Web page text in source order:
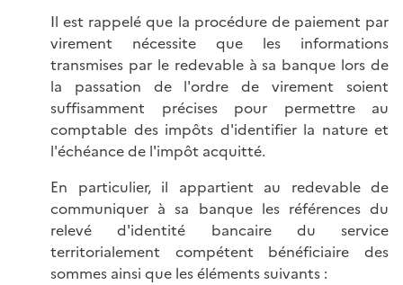
Il est rappelé que la procédure de paiement par
virement nécessite que les informations
transmises par le redevable à sa banque lors de
la passation de l'ordre de virement soient
suffisamment précises pour permettre au
comptable des impôts d'identifier la nature et
l'échéance de l'impôt acquitté.
En particulier, il appartient au redevable de
communiquer à sa banque les références du
relevé d'identité bancaire du service
territorialement compétent bénéficiaire des
sommes ainsi que les éléments suivants :